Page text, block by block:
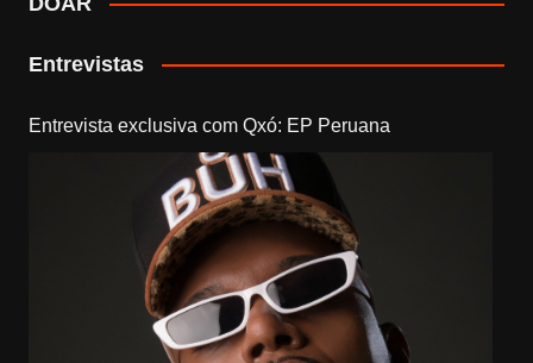
Entrevistas
Entrevista exclusiva com Qxó: EP Peruana